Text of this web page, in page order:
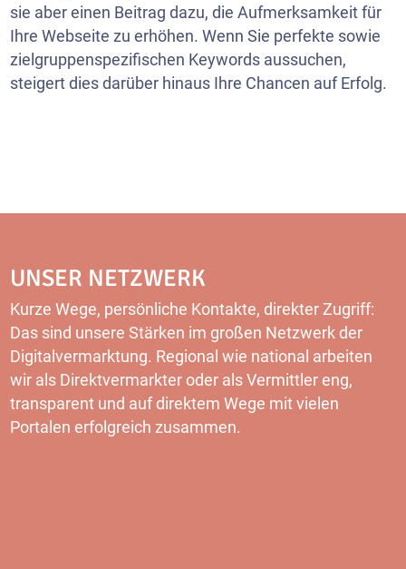
sie aber einen Beitrag dazu, die Aufmerksamkeit für
Ihre Webseite zu erhöhen. Wenn Sie perfekte sowie
zielgruppenspezifischen Keywords aussuchen,
steigert dies darüber hinaus Ihre Chancen auf Erfolg.
UNSER NETZWERK
Kurze Wege, persönliche Kontakte, direkter Zugriff:
Das sind unsere Stärken im großen Netzwerk der
Digitalvermarktung. Regional wie national arbeiten
wir als Direktvermarkter oder als Vermittler eng,
transparent und auf direktem Wege mit vielen
Portalen erfolgreich zusammen.